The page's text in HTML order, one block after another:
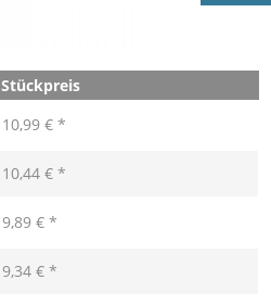
Stückpreis
10,99 € *
10,44 € *
9,89 € *
9,34 € *